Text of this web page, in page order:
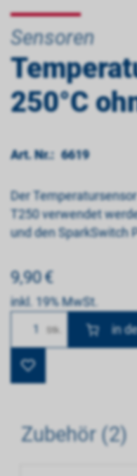
Sensoren
250°C
Art. Nr.: 6619
Der
T250 verwendet
und den SparkSwitch
9,90€
inkl. 19% MwSt.
Anzahl Stk.
Zubehör (2)